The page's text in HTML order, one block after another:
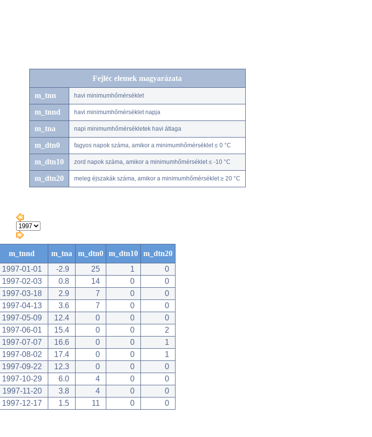
Fejléc elemek magyarázata
m_tnn havi minimumhőmérséklet
m_tnnd havi minimumhőmérséklet napja
m_tna napi minimumhőmérsékletek havi átlaga
m_dtn0 fagyos napok száma, amikor a minimumhőmérséklet ≤ 0 °C
m_dtn10 zord napok száma, amikor a minimumhőmérséklet ≤ -10 °C
m_dtn20 meleg éjszakák száma, amikor a minimumhőmérséklet ≥ 20 °C
m_tnnd m_tna m_dtn0 m_dtn10
m_dtn20
1997-01-01 -2.9 25 1
0
1997-02-03 0.8 14 0
0
1997-03-18 2.9 7 0
0
1997-04-13 3.6 7 0
0
1997-05-09 12.4 0 0
0
1997-06-01 15.4 0 0
2
1997-07-07 16.6 0 0
1
1997-08-02 17.4 0 0
1
1997-09-22 12.3 0 0
0
1997-10-29 6.0 4 0
0
1997-11-20 3.8 4 0
0
1997-12-17 1.5 11 0 0